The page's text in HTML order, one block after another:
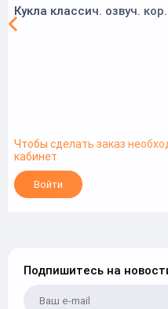
Кукла классич. озвуч.
Чтобы сделать заказ
кабинет
Войти
Подпишитесь на